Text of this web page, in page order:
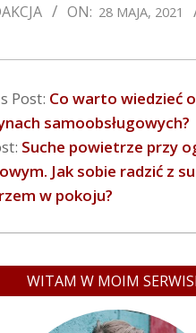
ON: 28 MAJA, 2021
Post: Co warto wiedzieć o
samoobsługowych?
Suche powietrze przy
Jak sobie radzić z
w pokoju?
WITAM W MOIM